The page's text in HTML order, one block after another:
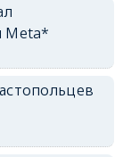
Meta*